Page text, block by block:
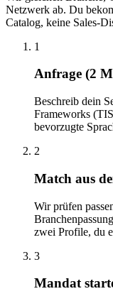
Netzwerk ab. Du
Catalog, keine Sales-
1
Anfrage (2
Beschreib dein
Frameworks
bevorzugte
2
Match aus
Wir prüfen
zwei Profile, du
3
Mandat